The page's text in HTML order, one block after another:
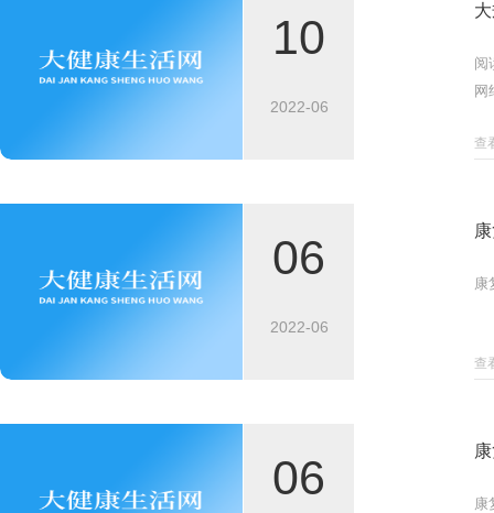
10
2022-06
阅
网
查
06
2022-06
康
查
06 康